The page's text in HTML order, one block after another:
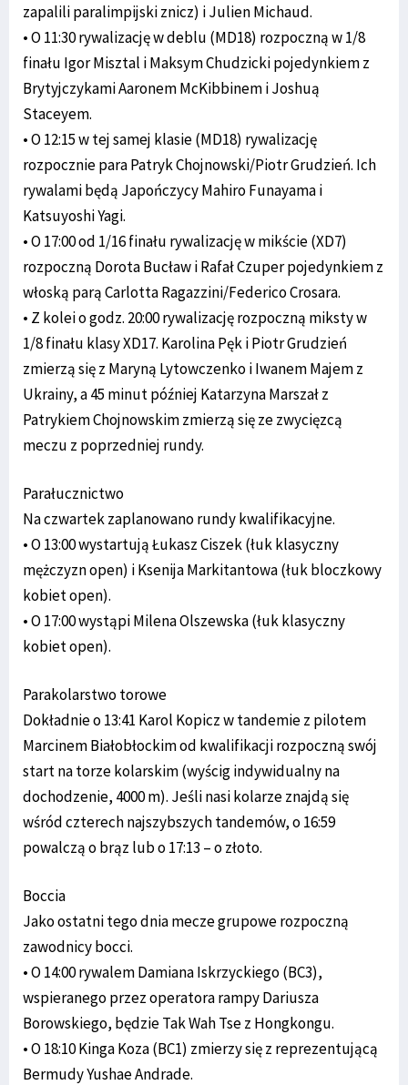
zapalili paralimpijski znicz) i Julien Michaud.
• O 11:30 rywalizację w deblu (MD18) rozpoczną w 1/8
finału Igor Misztal i Maksym Chudzicki pojedynkiem z
Brytyjczykami Aaronem McKibbinem i Joshuą
Staceyem.
• O 12:15 w tej samej klasie (MD18) rywalizację
rozpocznie para Patryk Chojnowski/Piotr Grudzień. Ich
rywalami będą Japończycy Mahiro Funayama i
Katsuyoshi Yagi.
• O 17:00 od 1/16 finału rywalizację w mikście (XD7)
rozpoczną Dorota Bucław i Rafał Czuper pojedynkiem z
włoską parą Carlotta Ragazzini/Federico Crosara.
• Z kolei o godz. 20:00 rywalizację rozpoczną miksty w
1/8 finału klasy XD17. Karolina Pęk i Piotr Grudzień
zmierzą się z Maryną Lytowczenko i Iwanem Majem z
Ukrainy, a 45 minut później Katarzyna Marszał z
Patrykiem Chojnowskim zmierzą się ze zwycięzcą
meczu z poprzedniej rundy.
Parałucznictwo
Na czwartek zaplanowano rundy kwalifikacyjne.
• O 13:00 wystartują Łukasz Ciszek (łuk klasyczny
mężczyzn open) i Ksenija Markitantowa (łuk bloczkowy
kobiet open).
• O 17:00 wystąpi Milena Olszewska (łuk klasyczny
kobiet open).
Parakolarstwo torowe
Dokładnie o 13:41 Karol Kopicz w tandemie z pilotem
Marcinem Białobłockim od kwalifikacji rozpoczną swój
start na torze kolarskim (wyścig indywidualny na
dochodzenie, 4000 m). Jeśli nasi kolarze znajdą się
wśród czterech najszybszych tandemów, o 16:59
powalczą o brąz lub o 17:13 – o złoto.
Boccia
Jako ostatni tego dnia mecze grupowe rozpoczną
zawodnicy bocci.
• O 14:00 rywalem Damiana Iskrzyckiego (BC3),
wspieranego przez operatora rampy Dariusza
Borowskiego, będzie Tak Wah Tse z Hongkongu.
• O 18:10 Kinga Koza (BC1) zmierzy się z reprezentującą
Bermudy Yushae Andrade.